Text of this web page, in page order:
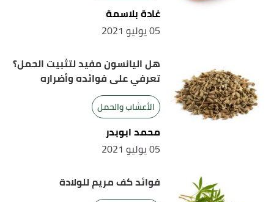
غادة بلاسمة
05 يوليو 2021
هل اليانسون مفيد لتثبيت الحمل؟
تعرفي على فوائده وأضراره
الأعشاب والحمل
محمد ابوبدر
05 يوليو 2021
فوائد كف مريم للولادة